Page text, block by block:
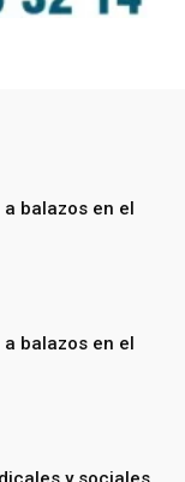
balazos en el
balazos en el